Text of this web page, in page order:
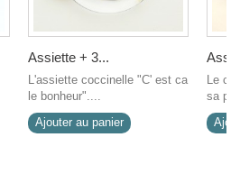
Assiette + 3...
L'assiette coccinelle "C' est ca
le bonheur"....
Ajouter au panier
Le
sa